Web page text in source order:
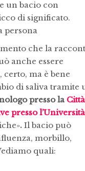
un bacio con
di significato.
persona
che la
anche essere
certo, ma è bene
di saliva tramite
presso la Città
presso
. Il bacio può
morbillo,
quali: